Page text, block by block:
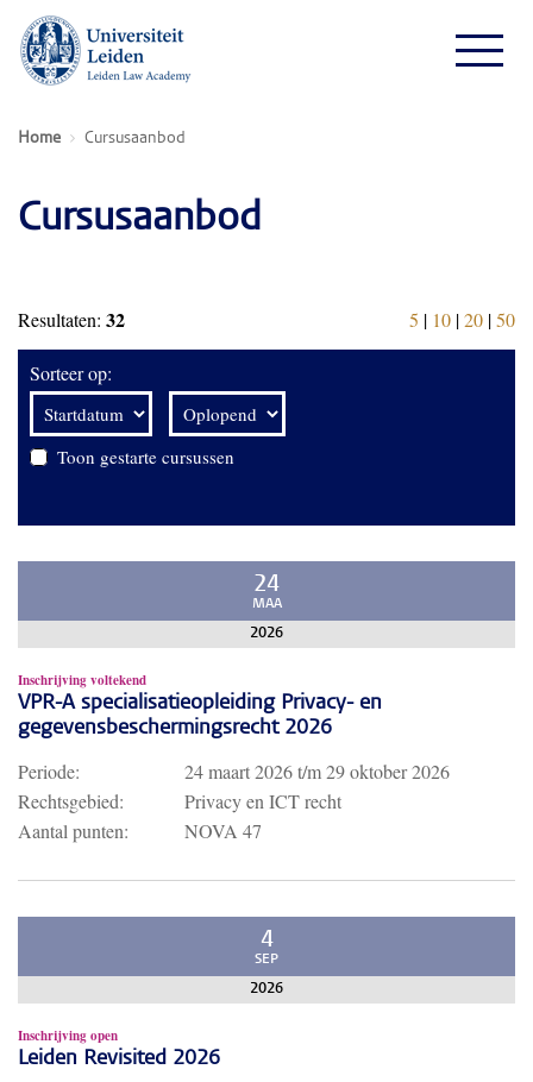
Home Cursusaanbod
Cursusaanbod
Resultaten: 32 5 | 10 |20 |50
Sorteer op:
Toon gestarte cursussen
24
MAA
2026
Inschrijving voltekend
VPR-A specialisatieopleiding Privacy- en
gegevensbeschermingsrecht 2026
Periode: 24 maart 2026t/m29 oktober 2026
Rechtsgebied:
Privacy en ICT recht
Aantal punten:
NOVA 47
4
SEP
2026
Inschrijving open
Leiden Revisited 2026